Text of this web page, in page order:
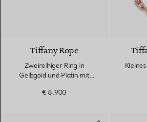
Tiffany Rope
Zweireihiger Ring in
Gelbgold und Platin mit
€ 8.900